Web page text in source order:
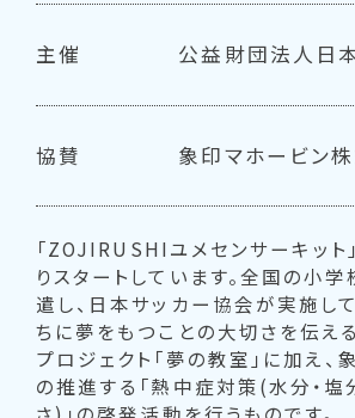
主催 公益財団法人日
協賛 象印マホービン
「ZOJIRUSHIユメセンサーキット
りスタートしています。全国の小
遣し、日本サッカー協会が実施し
ちに夢をもつことの大切さを伝える
プロジェクト「夢の教室」に加え、
の推進する「熱中症対策(水分・